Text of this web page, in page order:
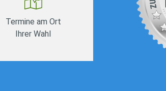
Termine am Ort
Ihrer Wahl